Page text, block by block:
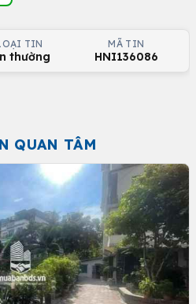
TIN
thường
MÃ TIN
HNI136086
QUAN TÂM